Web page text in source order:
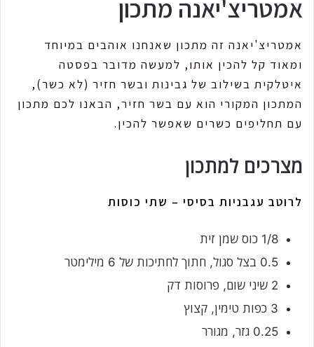
אמטריצ'יאנה מתכון
אמטריצ'יאנה זה מתכון שאנחנו אוהבים במיוחד
ומאוד קל להכין אותו, למעשה מדובר בפסטה
איטלקית בשילוב של גבינות ובשר חזיר (לא כשר),
המתכון המקורי הוא עם בשר חזיר, הבאנו לכם מתכון
עם תחליפים כשרים שאפשר להכין.
מצרכים למתכון
לרוטב עגבניות בסיסי – שתי כוסות
1/8 כוס שמן זית
0.5 בצל סגול, חתוך לחתיכות של 6 מילימטר
2 שיני שום, פרוסות דק
3 כפות טימין, קצוץ
0.25 גזר, מגורר